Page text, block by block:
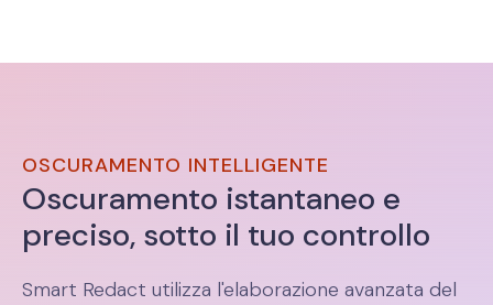
OSCURAMENTO INTELLIGENTE
Oscuramento istantaneo e
preciso, sotto il tuo controllo
Smart Redact utilizza l'elaborazione avanzata del